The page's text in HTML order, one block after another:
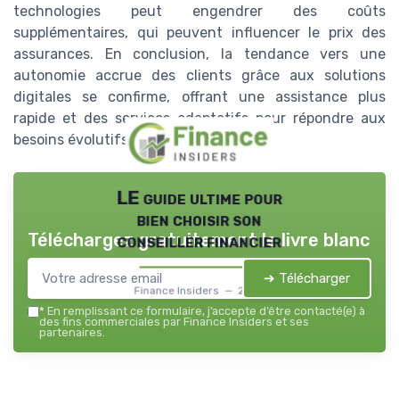
technologies peut engendrer des coûts
supplémentaires, qui peuvent influencer le prix des
assurances. En conclusion, la tendance vers une
autonomie accrue des clients grâce aux solutions
digitales se confirme, offrant une assistance plus
rapide et des services adaptatifs pour répondre aux
besoins évolutifs des assurés.
LE guide ultime pour
bien choisir son
conseiller financier
Finance Insiders — 2026
Téléchargez gratuitement le livre blanc
➔ Télécharger
* En remplissant ce formulaire, j’accepte d’être contacté(e) à
des fins commerciales par Finance Insiders et ses
partenaires.